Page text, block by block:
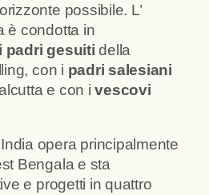
possibile. L’
è condotta in
padri gesuiti della
con i padri salesiani
e con ivescovi
opera principalmente
Bengala e sta
e progetti in quattro